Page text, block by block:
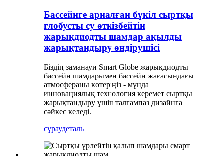
Бассейнге арналған бүкіл сыртқы
глобусты су өткізбейтін
жарықдиодты шамдар ақылды
жарықтандыру өндірушісі
Біздің заманауи Smart Globe жарықдиодты
бассейн шамдарымен бассейн жағасындағы
атмосфераны көтеріңіз - мұнда
инновациялық технология керемет сыртқы
жарықтандыру үшін талғампаз дизайнға
сәйкес келеді.
сұраудеталь